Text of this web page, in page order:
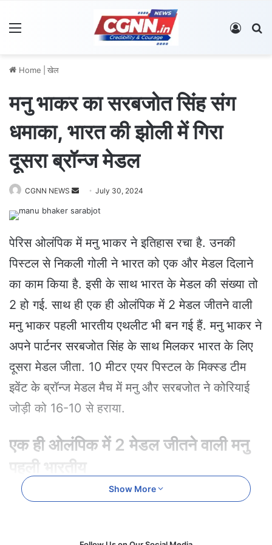
Log In
Home खेल
मनु भाकर का सरबजोत स‍िंंह संग
धमाका, भारत की झोली में ग‍िरा
दूसरा ब्रॉन्ज मेडल
CGNN NEWS
d
a
n
a
July 30, 2024
पेरिस ओलंपिक में मनु भाकर ने इतिहास रचा है. उनकी
पिस्टल से निकली गोली ने भारत को एक और मेडल दिलाने
का काम किया है. इसी के साथ भारत के मेडल की संख्या तो
2 हो गई. साथ ही एक ही ओलंपिक में 2 मेडल जीतने वाली
मनु भाकर पहली भारतीय एथलीट भी बन गई हैं. मनु भाकर ने
अपने पार्टनर सरबजोत सिंह के साथ मिलकर भारत के लिए
दूसरा मेडल जीता. 10 मीटर एयर पिस्टल के मिक्स्ड टीम
इवेंट के ब्रॉन्ज मेडल मैच में मनु और सरबजोत ने कोरियाई
जोड़ी को 16-10 से हराया.
एक ही ओलंपिक में 2 मेडल जीतने वाली मनु
पहली भारतीय
मनु भाकर ने इससे पहले 28 जुलाई को पेरिस ओलंपिक में
पर निशाना लगाया था. पेरिस में जीते अपने पहले ब्रॉन्ज के
Show More